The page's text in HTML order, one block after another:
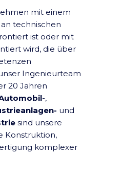
mit einem
technischen
ist oder mit
wird, die über
Ingenieurteam
20 Jahren
,
und
sind unsere
Konstruktion,
komplexer